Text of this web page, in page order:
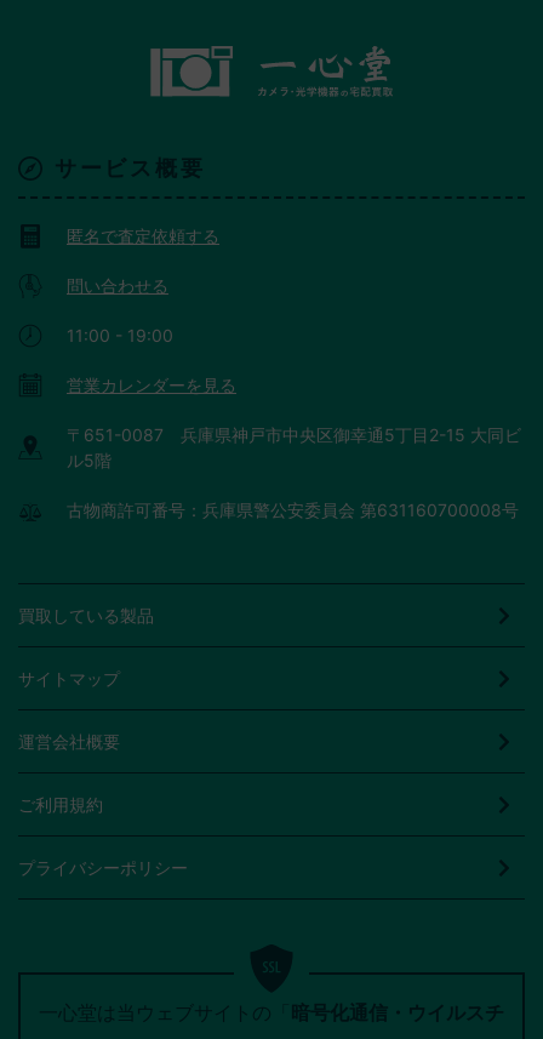
サービス概要
匿名で査定依頼する
問い合わせる
11:00 - 19:00
営業カレンダーを見る
〒651-0087 兵庫県神戸市中央区御幸通5丁目2-15 大同ビ
ル5階
古物商許可番号：兵庫県警公安委員会 第631160700008号
買取している製品
サイトマップ
運営会社概要
ご利用規約
プライバシーポリシー
一心堂は当ウェブサイトの「 暗号化通信・ウイルスチ